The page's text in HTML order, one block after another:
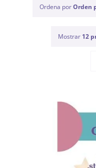
Ordena porOrden
Mostrar 12